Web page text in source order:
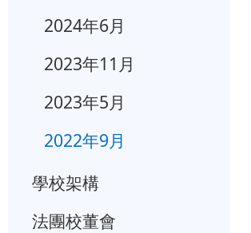
2024年6月
2023年11月
2023年5月
2022年9月
學校架構
法團校董會